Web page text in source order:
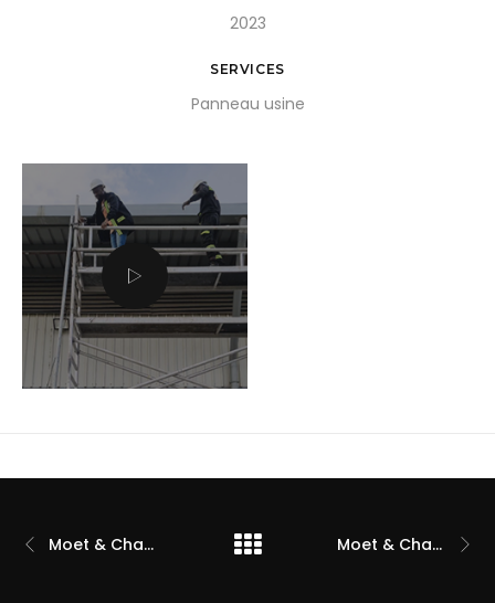
2023
SERVICES
Panneau usine
Moet & Chandon Moet & Chandon